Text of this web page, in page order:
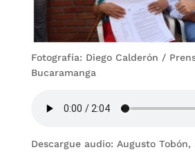
Fotografía: Diego Calderón /
Bucaramanga
Descargue audio: Augusto